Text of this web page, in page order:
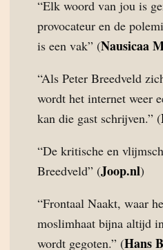
“Elk woord van jou is
provocateur en de
is een vak” (Nausicaa
“Als Peter Breedveld
wordt het internet weer
kan die gast schrijven.” (
“De kritische en
Breedveld” (Joop.nl)
“Frontaal Naakt, waar
moslimhaat bijna altijd
wordt gegoten.” (Hans